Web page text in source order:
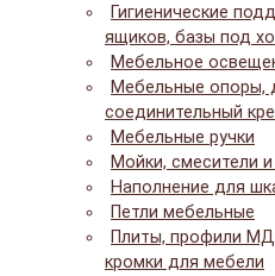
Гигиенические
ящиков, базы под
Мебельное
Мебельные опоры,
соединительный
Мебельные ручки
Мойки, смесители
Наполнение для
Петли мебельные
Плиты, профили
кромки для мебели